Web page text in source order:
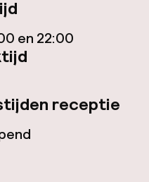
en 22:00
receptie